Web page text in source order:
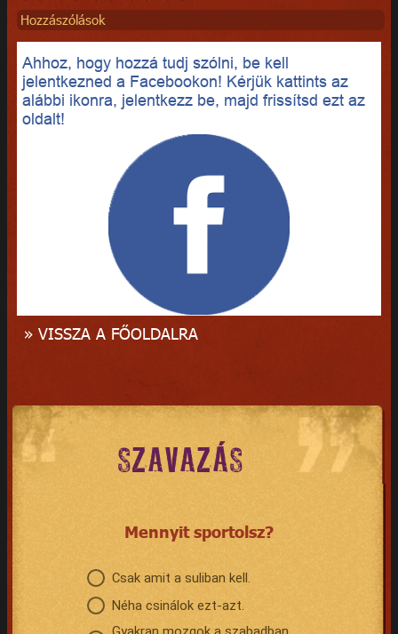
Hozzászólások
Ahhoz, hogy hozzá tudj szólni, be kell
jelentkezned a Facebookon! Kérjük kattints az
alábbi ikonra, jelentkezz be, majd frissítsd ezt az
oldalt!
» VISSZA A FŐOLDALRA
SZAVAZÁS
Mennyit sportolsz?
Csak amit a suliban kell.
Néha csinálok ezt-azt.